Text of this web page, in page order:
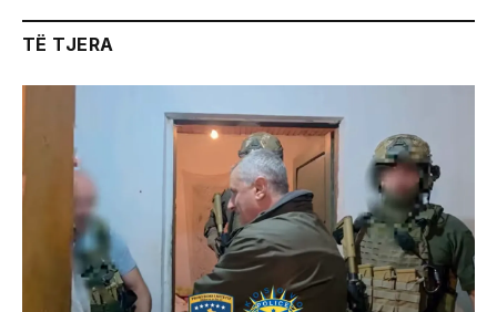
TË TJERA